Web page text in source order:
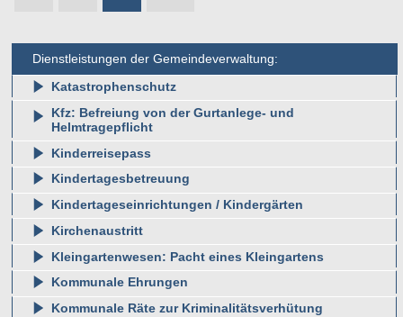
Dienstleistungen der Gemeindeverwaltung:
Katastrophenschutz
Kfz: Befreiung von der Gurtanlege- und
Helmtragepflicht
Kinderreisepass
Kindertagesbetreuung
Kindertageseinrichtungen / Kindergärten
Kirchenaustritt
Kleingartenwesen: Pacht eines Kleingartens
Kommunale Ehrungen
Kommunale Räte zur Kriminalitätsverhütung